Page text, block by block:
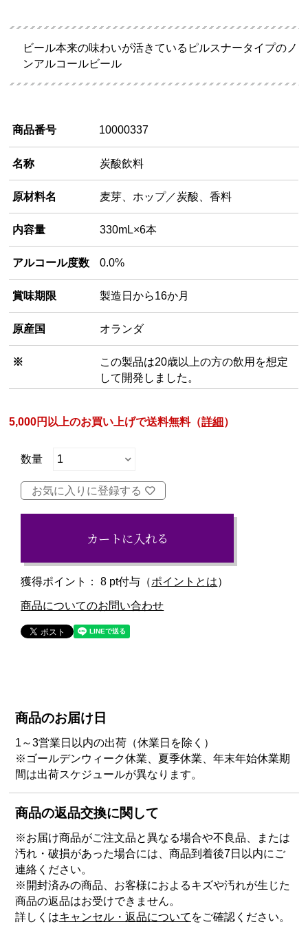
ビール本来の味わいが活きているピルスナータイプのノ
ンアルコールビール
商品番号 10000337
名称 炭酸飲料
原材料名 麦芽、ホップ／炭酸、香料
内容量 330mL×6本
アルコール度数 0.0%
賞味期限 製造日から16か月
原産国 オランダ
※
この製品は20歳以上の方の飲用を想定
して開発しました。
5,000円以上のお買い上げで送料無料（詳細 ）
お気に入りに登録する
カートに入れる
獲得ポイント： 8 pt付与（ポイントとは）
商品についてのお問い合わせ
商品のお届け日
1～3営業日以内の出荷（休業日を除く）
※ゴールデンウィーク休業、夏季休業、年末年始休業期
間は出荷スケジュールが異なります。
商品の返品交換に関して
※お届け商品がご注文品と異なる場合や不良品、または
汚れ・破損があった場合には、商品到着後7日以内にご
連絡ください。
※開封済みの商品、お客様におよるキズや汚れが生じた
商品の返品はお受けできません。
詳しくはキャンセル・返品について をご確認ください。